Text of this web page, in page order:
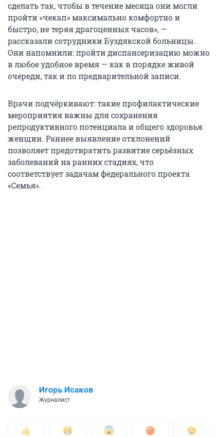
сделать так, чтобы в течение месяца они могли
пройти «чекап» максимально комфортно и
быстро, не теряя драгоценных часов», —
рассказали сотрудники Буздякской больницы.
Они напомнили: пройти диспансеризацию можно
в любое удобное время — как в порядке живой
очереди, так и по предварительной записи.
Врачи подчёркивают: такие профилактические
мероприятия важны для сохранения
репродуктивного потенциала и общего здоровья
женщин. Раннее выявление отклонений
позволяет предотвратить развитие серьёзных
заболеваний на ранних стадиях, что
соответствует задачам федерального проекта
«Семья».
Игорь Исаков
Журналист